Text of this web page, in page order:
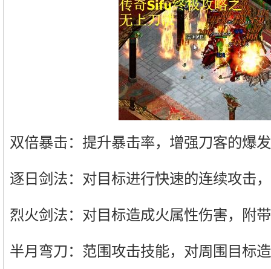
双倍暴击：提升暴击率，增强刀客的爆
逐日剑法：对目标进行快速的连续攻击
烈火剑法：对目标造成火属性伤害，附
半月弯刀：范围攻击技能，对周围目标